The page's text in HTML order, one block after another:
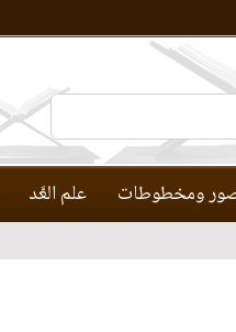
ومخطوطات علم العَّد